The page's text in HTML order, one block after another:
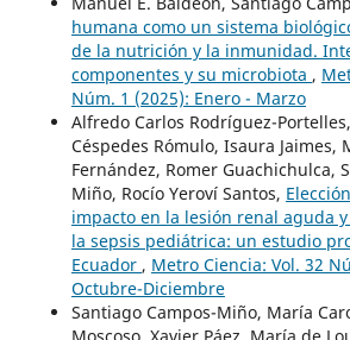
humana como un sistema
de la nutrición y la inmunidad.
componentes y su microbiota ,
Núm. 1 (2025): Enero - Marzo
Alfredo Carlos Rodríguez-
Céspedes Rómulo, Isaura Jaimes,
Fernández, Romer Guachichulca,
Miño, Rocío Yeroví Santos,
impacto en la lesión renal aguda
la sepsis pediátrica: un estudio
Ecuador , Metro Ciencia: Vol. 32
Octubre-Diciembre
Santiago Campos-Miño, María
Moscoso, Xavier Páez, María de